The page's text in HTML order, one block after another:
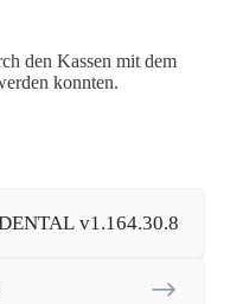
den Kassen mit dem
konnten.
v1.164.30.8